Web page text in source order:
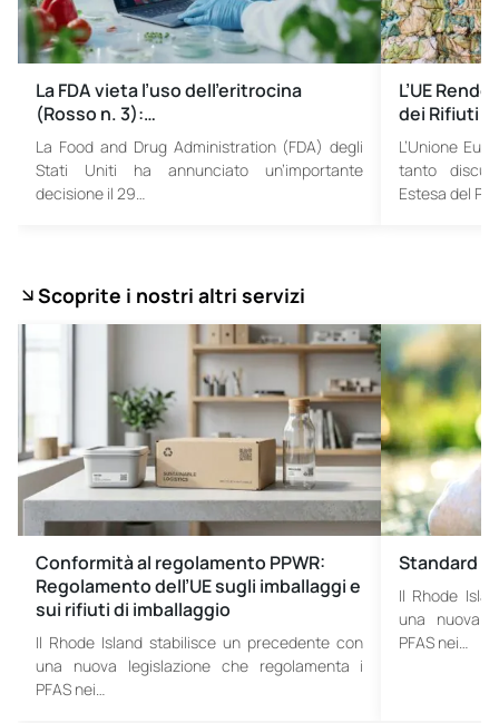
La FDA vieta l’uso dell’eritrocina
(Rosso n. 3):…
La Food and Drug Administration (FDA) degli
Stati Uniti ha annunciato un’importante
decisione il 29…
L’UE
dei Rifiuti
L’Unione
tanto
Estesa del
Scoprite i nostri altri servizi
Conformità al regolamento PPWR:
Regolamento dell’UE sugli imballaggi e
sui rifiuti di imballaggio
Il Rhode Island stabilisce un precedente con
una nuova legislazione che regolamenta i
PFAS nei…
Standard
Il Rhode
una nuova
PFAS nei…